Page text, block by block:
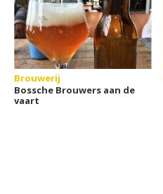
Brouwerij
Bossche Brouwers aan de
vaart